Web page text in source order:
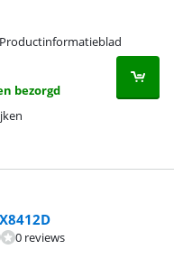
Productinformatieblad
bezorgd
0 reviews